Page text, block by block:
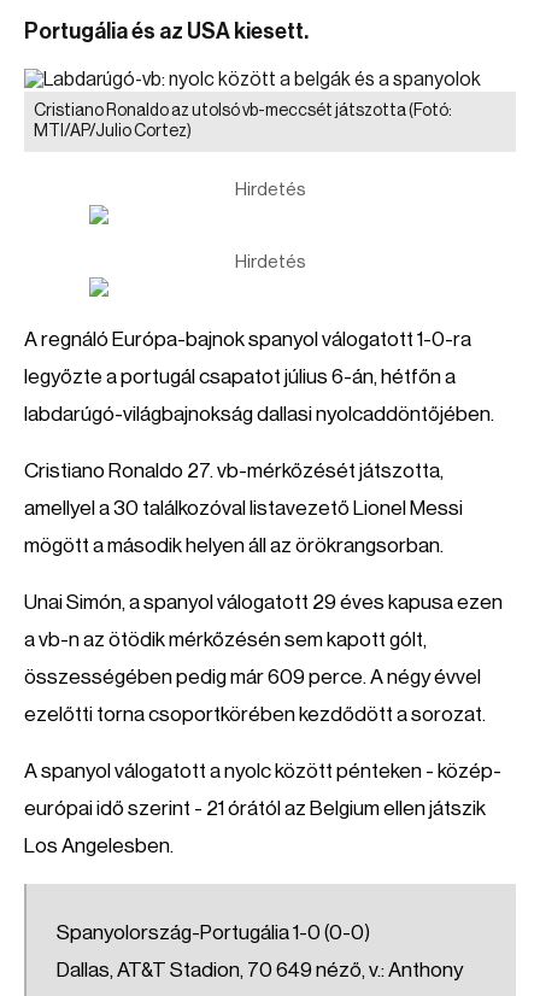
Portugália és az USA kiesett.
Cristiano Ronaldo az utolsó vb-meccsét játszotta(Fotó:
MTI/AP/Julio Cortez)
Hirdetés
Hirdetés
A regnáló Európa-bajnok spanyol válogatott 1-0-ra
legyőzte a portugál csapatot július 6-án, hétfőn a
labdarúgó-világbajnokság dallasi nyolcaddöntőjében.
Cristiano Ronaldo 27. vb-mérkőzését játszotta,
amellyel a 30 találkozóval listavezető Lionel Messi
mögött a második helyen áll az örökrangsorban.
Unai Simón, a spanyol válogatott 29 éves kapusa ezen
a vb-n az ötödik mérkőzésén sem kapott gólt,
összességében pedig már 609 perce. A négy évvel
ezelőtti torna csoportkörében kezdődött a sorozat.
A spanyol válogatott a nyolc között pénteken - közép-
európai idő szerint - 21 órától az Belgium ellen játszik
Los Angelesben.
Spanyolország-Portugália 1-0 (0-0)
Dallas, AT&T Stadion, 70 649 néző, v.: Anthony